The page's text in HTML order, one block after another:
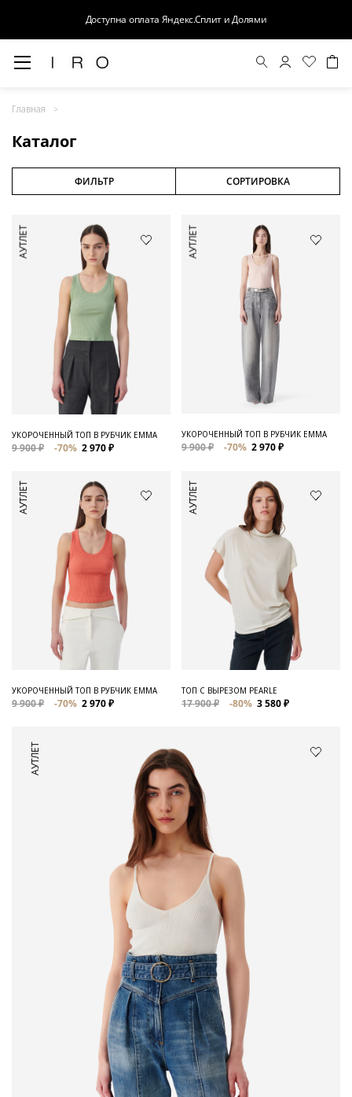
Доступна оплата Яндекс.Сплит и Долями
Главная
Каталог
Кожа
Обувь и Аксессуары
Для нее
Сумки и аксессуары
ФИЛЬТР СОРТИРОВКА
АУТЛЕТ
УКОРОЧЕННЫЙ ТОП В РУБЧИК EMMA
9 900 ₽ -70% 2 970 ₽
АУТЛЕТ
УКОРОЧЕННЫЙ ТОП В РУБЧИК EMMA
9 900 ₽ -70% 2 970 ₽
АУТЛЕТ
УКОРОЧЕННЫЙ ТОП В РУБЧИК EMMA
9 900 ₽ -70% 2 970 ₽
АУТЛЕТ
ТОП С ВЫРЕЗОМ PEARLE
17 900 ₽ -80% 3 580 ₽
АУТЛЕТ